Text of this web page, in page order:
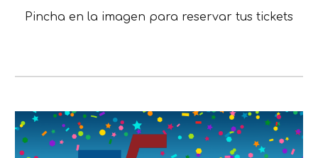
Pincha en la imagen para reservar tus tickets